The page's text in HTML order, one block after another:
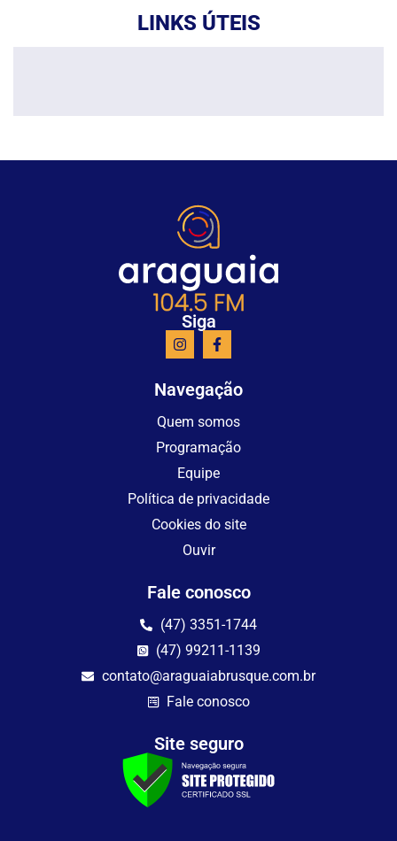
LINKS ÚTEIS
Siga
Navegação
Quem somos
Programação
Equipe
Política de privacidade
Cookies do site
Ouvir
Fale conosco
(47) 3351-1744
(47) 99211-1139
contato@araguaiabrusque.com.br
Fale conosco
Site seguro